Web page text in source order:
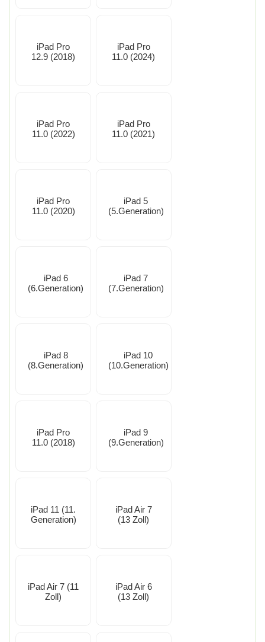
iPad Pro
12.9 (2018)
iPad Pro
11.0 (2024)
iPad Pro
11.0 (2022)
iPad Pro
11.0 (2021)
iPad Pro
11.0 (2020)
iPad 5
(5.Generation)
iPad 6
(6.Generation)
iPad 7
(7.Generation)
iPad 8
(8.Generation)
iPad 10
(10.Generation)
iPad Pro
11.0 (2018)
iPad 9
(9.Generation)
iPad 11 (11.
Generation)
iPad Air 7
(13 Zoll)
iPad Air 7 (11
Zoll)
iPad Air 6
(13 Zoll)